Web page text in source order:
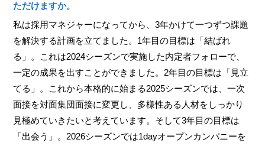
ただけますか。
私は採用マネジャーになってから、3年かけて一つずつ課題
を解決する計画を立てました。1年目の目標は「結ばれ
る」。これは2024シーズンで実施した内定者フォローで、
一定の成果を出すことができました。2年目の目標は「見立
てる」。これから本格的に始まる2025シーズンでは、一次
面接を対面集団面接に変更し、多様性ある人材をしっかり
見極めていきたいと考えています。そして3年目の目標は
「出会う」。2026シーズンでは1dayオープンカンパニーを